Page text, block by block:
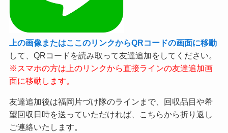
上の画像またはここのリンクからQRコードの画面に移動
して、QRコードを読み取って友達追加をしてください。
※スマホの方は上のリンクから直接ラインの友達追加画
面に移動します。
友達追加後は福岡片づけ隊のラインまで、回収品目や希
望回収日時を送っていただければ、こちらから折り返し
ご連絡いたします。